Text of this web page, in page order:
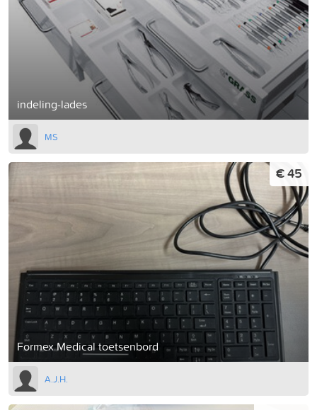
indeling-lades
MS
Formex Medical toetsenbord
€ 45
A.J.H.